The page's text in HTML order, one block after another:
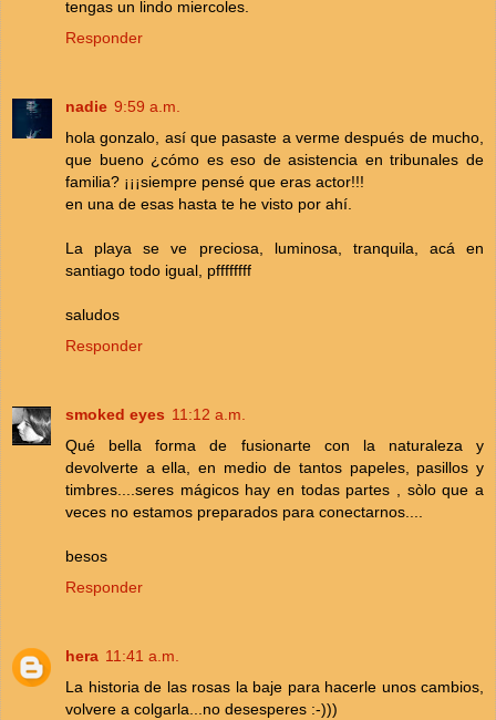
tengas un lindo miercoles.
Responder
nadie 9:59 a.m.
hola gonzalo, así que pasaste a verme después de mucho,
que bueno ¿cómo es eso de asistencia en tribunales de
familia? ¡¡¡siempre pensé que eras actor!!!
en una de esas hasta te he visto por ahí.
La playa se ve preciosa, luminosa, tranquila, acá en
santiago todo igual, pffffffff
saludos
Responder
smoked eyes 11:12 a.m.
Qué bella forma de fusionarte con la naturaleza y
devolverte a ella, en medio de tantos papeles, pasillos y
timbres....seres mágicos hay en todas partes , sòlo que a
veces no estamos preparados para conectarnos....
besos
Responder
hera 11:41 a.m.
La historia de las rosas la baje para hacerle unos cambios,
volvere a colgarla...no desesperes :-)))